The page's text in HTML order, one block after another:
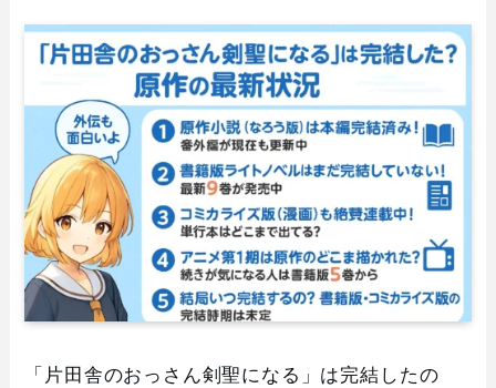
「片田舎のおっさん剣聖になる」は完結したの